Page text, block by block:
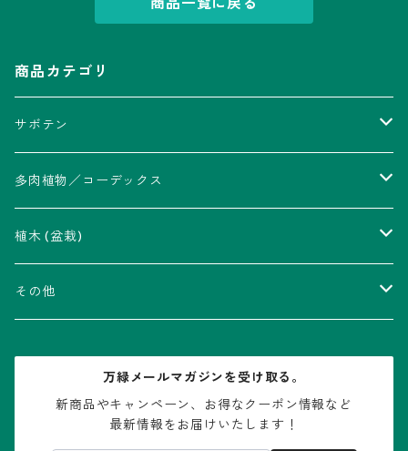
商品カテゴリ
サボテン
アストロフィツム属
瑠璃兜錦、兜丸錦
V-type兜
アリオカルプス属
ウィギンシア属
エキノケレウス属
多肉植物／コーデックス
アカベ属
アロエ属
コノフィツム属
植木 (盆栽)
ムクロジ科：カエデ属
その他
水石・景石
万緑メールマガジンを受け取る。
新商品やキャンペーン、お得なクーポン情報など
最新情報をお届けいたします！